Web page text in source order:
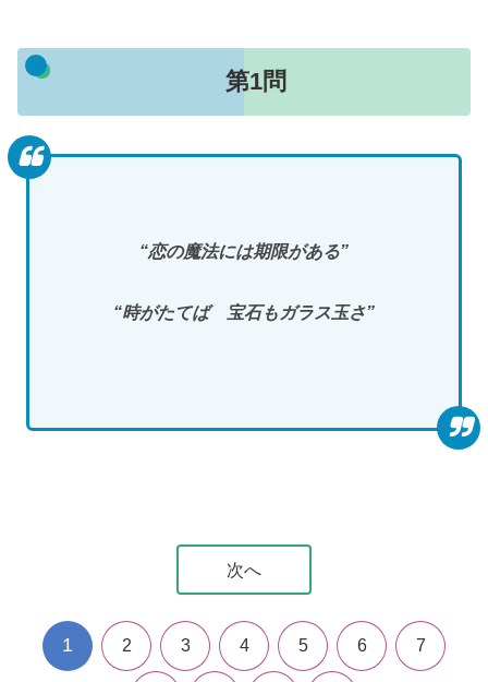
第1問
“恋の魔法には期限がある”
“時がたてば 宝石もガラス玉さ”
次へ
1 2 3 4 5 6 7